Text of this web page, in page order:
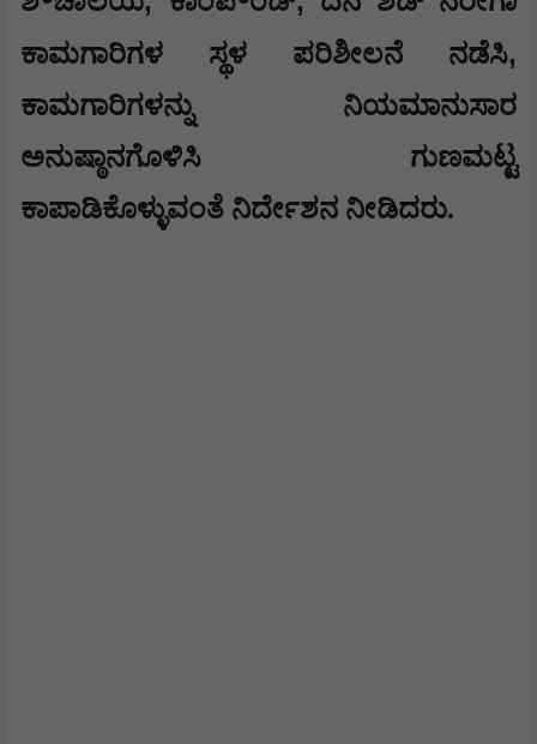
ಕಾಮಗಾರಿಗಳ ಸ್ಥಳ ಪರಿಶೀಲನೆ ನಡೆಸಿ,
ಕಾಮಗಾರಿಗಳನ್ನು ನಿಯಮಾನುಸಾರ
ಅನುಷ್ಠಾನಗೊಳಿಸಿ ಗುಣಮಟ್ಟ
ಕಾಪಾಡಿಕೊಳ್ಳುವಂತೆ ನಿರ್ದೇಶನ ನೀಡಿದರು.